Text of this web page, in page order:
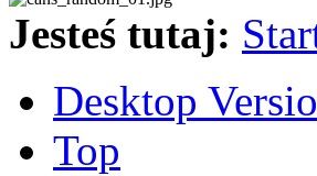
Jesteś tutaj:
Desktop
Top